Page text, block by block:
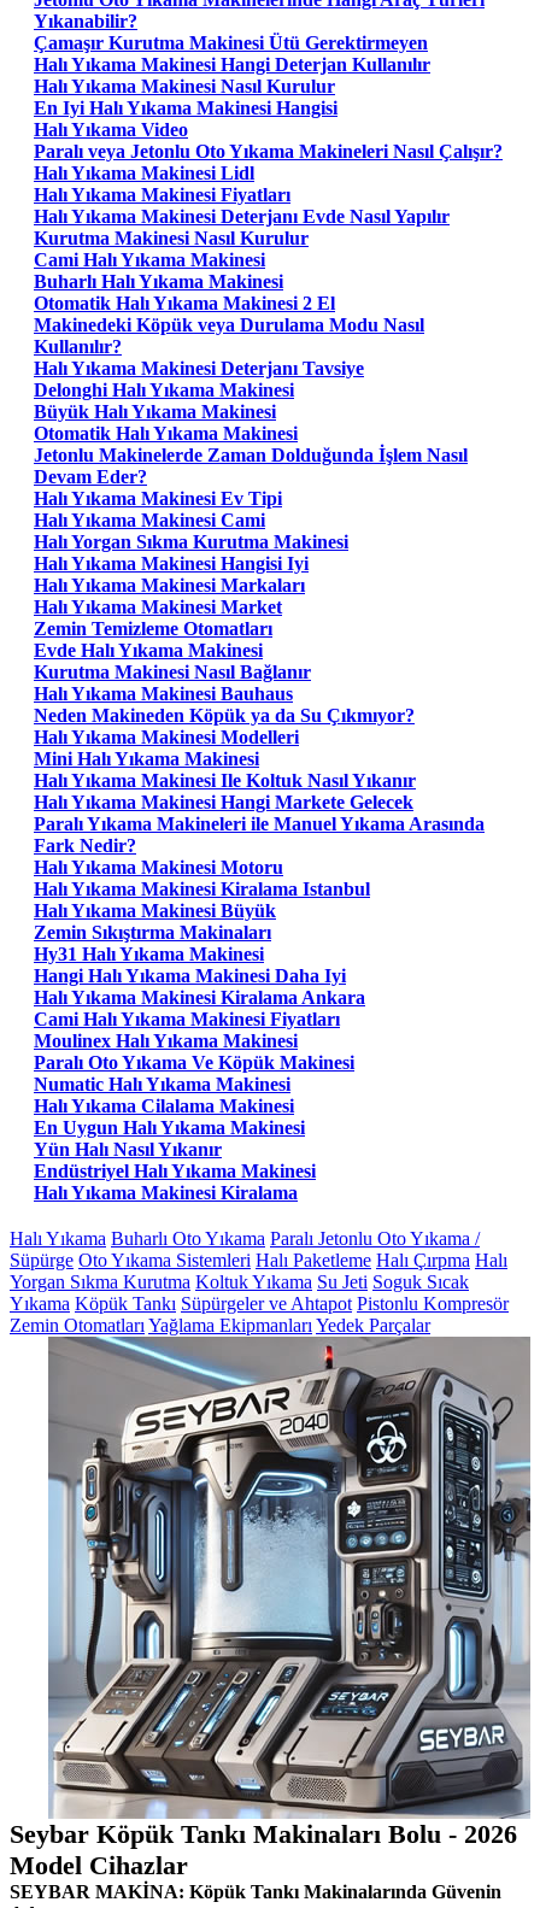
Yıkanabilir?
Çamaşır Kurutma Makinesi Ütü Gerektirmeyen
Halı Yıkama Makinesi Hangi Deterjan Kullanılır
Halı Yıkama Makinesi Nasıl Kurulur
En Iyi Halı Yıkama Makinesi Hangisi
Halı Yıkama Video
Paralı veya Jetonlu Oto Yıkama Makineleri Nasıl Çalışır?
Halı Yıkama Makinesi Lidl
Halı Yıkama Makinesi Fiyatları
Halı Yıkama Makinesi Deterjanı Evde Nasıl Yapılır
Kurutma Makinesi Nasıl Kurulur
Cami Halı Yıkama Makinesi
Buharlı Halı Yıkama Makinesi
Otomatik Halı Yıkama Makinesi 2 El
Makinedeki Köpük veya Durulama Modu Nasıl
Kullanılır?
Halı Yıkama Makinesi Deterjanı Tavsiye
Delonghi Halı Yıkama Makinesi
Büyük Halı Yıkama Makinesi
Otomatik Halı Yıkama Makinesi
Jetonlu Makinelerde Zaman Dolduğunda İşlem Nasıl
Devam Eder?
Halı Yıkama Makinesi Ev Tipi
Halı Yıkama Makinesi Cami
Halı Yorgan Sıkma Kurutma Makinesi
Halı Yıkama Makinesi Hangisi Iyi
Halı Yıkama Makinesi Markaları
Halı Yıkama Makinesi Market
Zemin Temizleme Otomatları
Evde Halı Yıkama Makinesi
Kurutma Makinesi Nasıl Bağlanır
Halı Yıkama Makinesi Bauhaus
Neden Makineden Köpük ya da Su Çıkmıyor?
Halı Yıkama Makinesi Modelleri
Mini Halı Yıkama Makinesi
Halı Yıkama Makinesi Ile Koltuk Nasıl Yıkanır
Halı Yıkama Makinesi Hangi Markete Gelecek
Paralı Yıkama Makineleri ile Manuel Yıkama Arasında
Fark Nedir?
Halı Yıkama Makinesi Motoru
Halı Yıkama Makinesi Kiralama Istanbul
Halı Yıkama Makinesi Büyük
Zemin Sıkıştırma Makinaları
Hy31 Halı Yıkama Makinesi
Hangi Halı Yıkama Makinesi Daha Iyi
Halı Yıkama Makinesi Kiralama Ankara
Cami Halı Yıkama Makinesi Fiyatları
Moulinex Halı Yıkama Makinesi
Paralı Oto Yıkama Ve Köpük Makinesi
Numatic Halı Yıkama Makinesi
Halı Yıkama Cilalama Makinesi
En Uygun Halı Yıkama Makinesi
Yün Halı Nasıl Yıkanır
Endüstriyel Halı Yıkama Makinesi
Halı Yıkama Makinesi Kiralama
Halı Yıkama Buharlı Oto Yıkama Paralı Jetonlu Oto Yıkama /
Süpürge Oto Yıkama Sistemleri Halı Paketleme Halı Çırpma Halı
Yorgan Sıkma Kurutma Koltuk Yıkama Su Jeti Soguk Sıcak
Yıkama Köpük Tankı Süpürgeler ve Ahtapot Pistonlu Kompresör
Zemin Otomatları Yağlama Ekipmanları Yedek Parçalar
Seybar Köpük Tankı Makinaları Bolu - 2026
Model Cihazlar
SEYBAR MAKİNA: Köpük Tankı Makinalarında Güvenin